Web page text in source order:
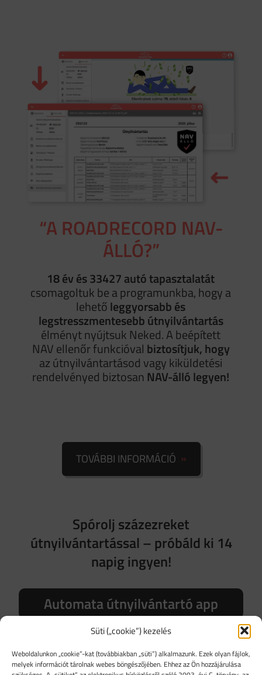
Süti („cookie”) kezelés
Weboldalunkon „cookie”-kat (továbbiakban „süti”) alkalmazunk. Ezek olyan fájlok,
melyek információt tárolnak webes böngészőjében. Ehhez az Ön hozzájárulása
“A ROADRECORD NAV-
ÁLLÓ?”
18 év és 33427 autó tapasztalatát
csomagoltuk be a programunkba, hogy a
lehetőleggyorsabb és
legstresszmentesebb útnyilvántartás
élményt nyújtsuk Neked. A beépített
NAV ellenőr funkcióval biztosítjuk, hogy
az útnyilvántartásod vagy kiküldetési
rendelvényed biztosanNAV-álló legyen!
TOVÁBBI INFORMÁCIÓ
Spórolj százezreket
útnyilvántartással – próbáld ki 14
napig ingyen!
Automata útnyilvántartó app